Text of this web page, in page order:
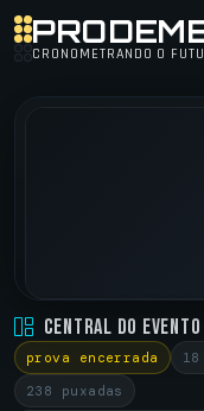
CRONOMETRANDO O
GAUCHO DE MOTOS
TAPEJARA / RS •
Central do Evento
prova encerrada
238 puxadas